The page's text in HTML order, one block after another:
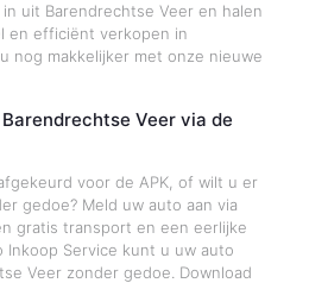
in uit Barendrechtse Veer en halen
en efficiënt verkopen in
nog makkelijker met onze nieuwe
Veer via de
voor de APK, of wilt u er
gedoe? Meld uw auto aan via
gratis transport en een eerlijke
Inkoop Service kunt u uw auto
Veer zonder gedoe. Download